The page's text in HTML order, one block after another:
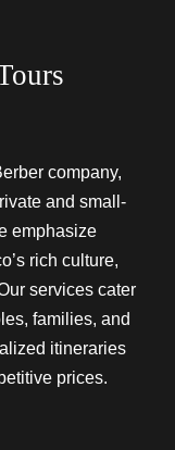
company,
and small-
emphasize
rich culture,
services cater
families, and
itineraries
prices.